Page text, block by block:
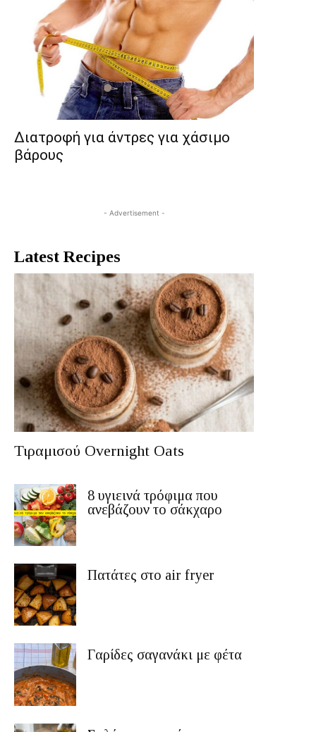
Διατροφή για άντρες για χάσιμο
βάρους
- Advertisement -
Latest Recipes
Τιραμισού Overnight Oats
8 υγιεινά τρόφιμα που
ανεβάζουν το σάκχαρο
Πατάτες στο air fryer
Γαρίδες σαγανάκι με φέτα